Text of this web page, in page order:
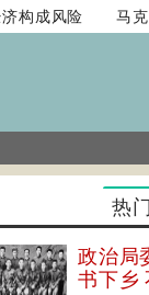
成风险 马克
热
政治局
书下乡